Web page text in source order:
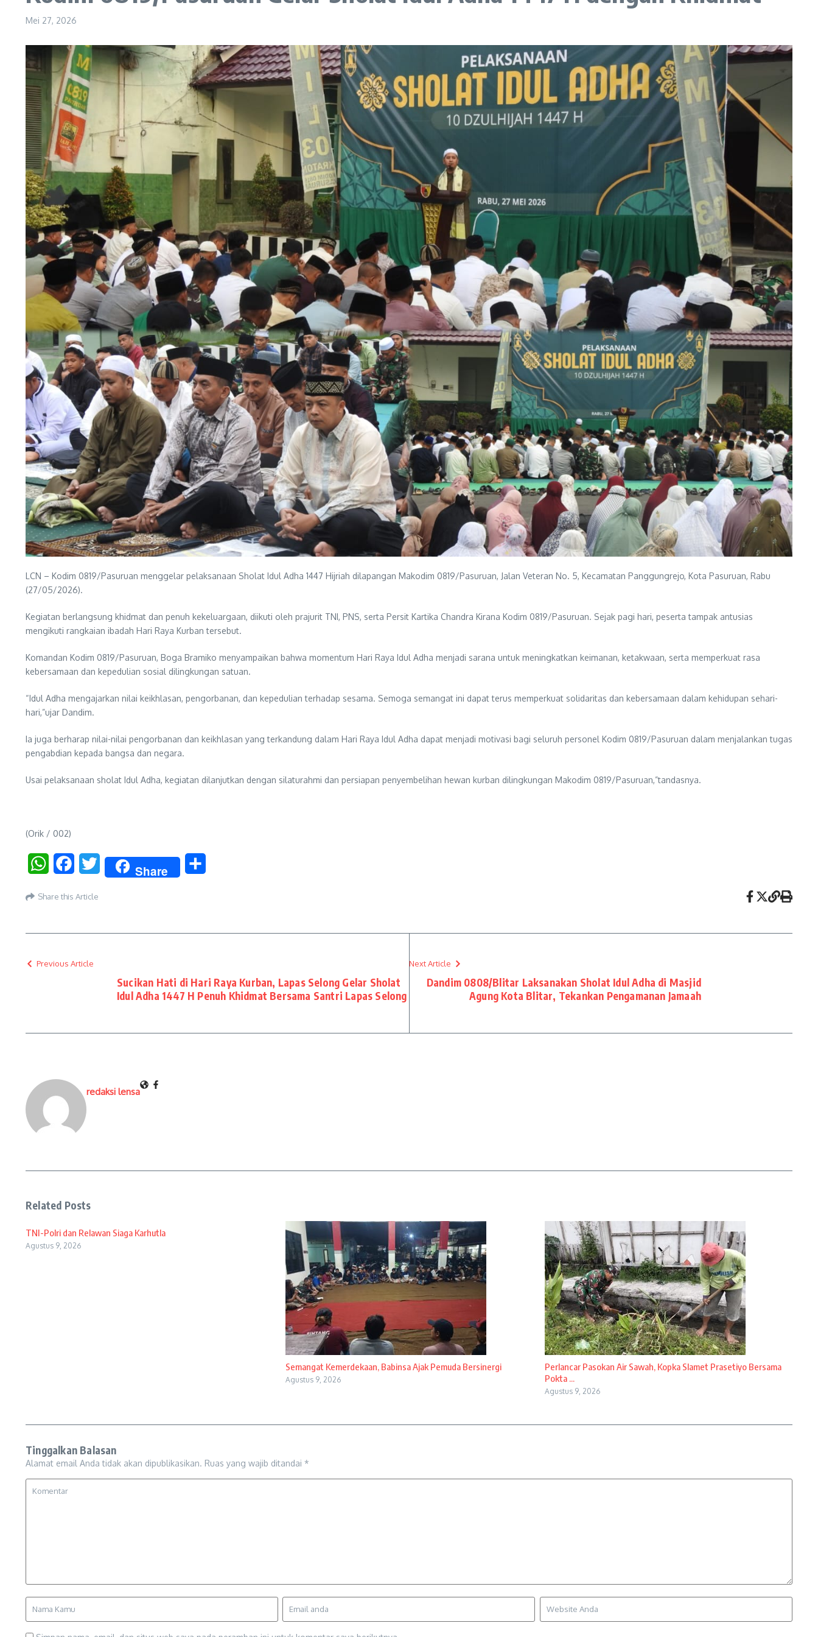
Mei 27, 2026
LCN – Kodim 0819/Pasuruan menggelar pelaksanaan Sholat Idul Adha 1447 Hijriah dilapangan Makodim 0819/Pasuruan, Jalan Veteran No. 5, Kecamatan Panggungrejo, Kota Pasuruan, Rabu
(27/05/2026).
Kegiatan berlangsung khidmat dan penuh kekeluargaan, diikuti oleh prajurit TNI, PNS, serta Persit Kartika Chandra Kirana Kodim 0819/Pasuruan. Sejak pagi hari, peserta tampak antusias
mengikuti rangkaian ibadah Hari Raya Kurban tersebut.
Komandan Kodim 0819/Pasuruan, Boga Bramiko menyampaikan bahwa momentum Hari Raya Idul Adha menjadi sarana untuk meningkatkan keimanan, ketakwaan, serta memperkuat rasa
kebersamaan dan kepedulian sosial dilingkungan satuan.
“Idul Adha mengajarkan nilai keikhlasan, pengorbanan, dan kepedulian terhadap sesama. Semoga semangat ini dapat terus memperkuat solidaritas dan kebersamaan dalam kehidupan sehari-
hari,”ujar Dandim.
Ia juga berharap nilai-nilai pengorbanan dan keikhlasan yang terkandung dalam Hari Raya Idul Adha dapat menjadi motivasi bagi seluruh personel Kodim 0819/Pasuruan dalam menjalankan tugas
pengabdian kepada bangsa dan negara.
Usai pelaksanaan sholat Idul Adha, kegiatan dilanjutkan dengan silaturahmi dan persiapan penyembelihan hewan kurban dilingkungan Makodim 0819/Pasuruan,”tandasnya.
(Orik / 002)
WhatsAppFacebookTwitter Share
Share this Article
Previous Article
Sucikan Hati di Hari Raya Kurban, Lapas Selong Gelar Sholat
Idul Adha 1447 H Penuh Khidmat Bersama Santri Lapas Selong
Next Article
Dandim 0808/Blitar Laksanakan Sholat Idul Adha di Masjid
Agung Kota Blitar, Tekankan Pengamanan Jamaah
redaksi lensa
Related Posts
TNI-Polri dan Relawan Siaga Karhutla
Agustus 9, 2026
Semangat Kemerdekaan, Babinsa Ajak Pemuda Bersinergi
Agustus 9, 2026
Perlancar Pasokan Air Sawah, Kopka Slamet Prasetiyo Bersama
Pokta ...
Agustus 9, 2026
Tinggalkan Balasan
Alamat email Anda tidak akan dipublikasikan. Ruas yang wajib ditandai *